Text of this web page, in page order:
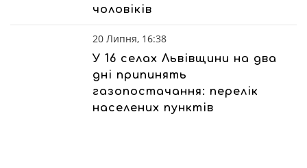
чоловіків
20 Липня, 16:38
У 16 селах Львівщини на два
дні припинять
газопостачання: перелік
населених пунктів